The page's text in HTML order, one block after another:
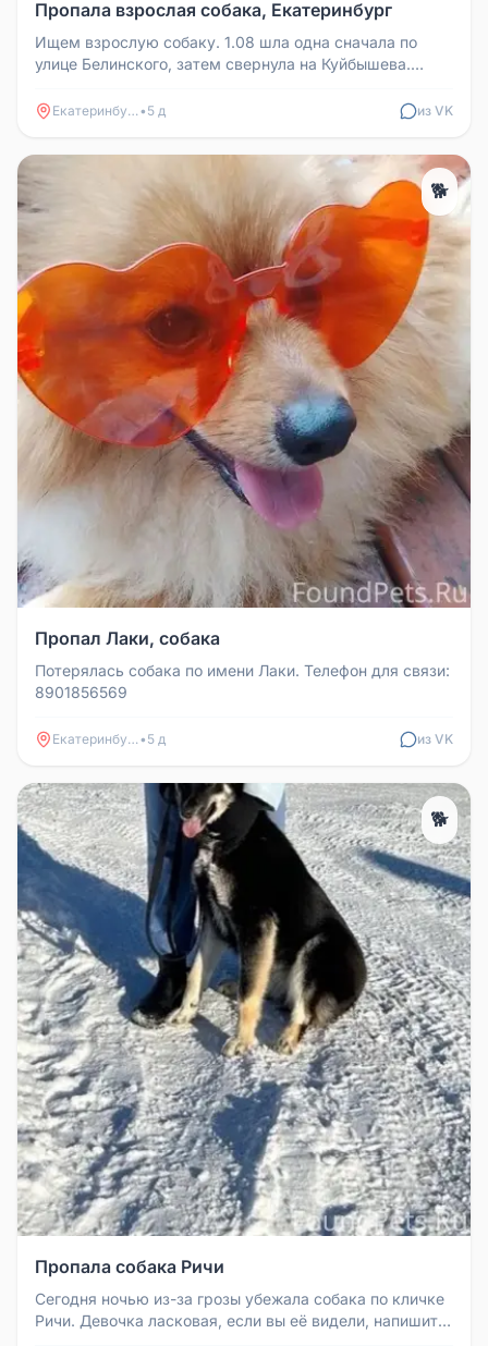
Пропала взрослая собака, Екатеринбург
Ищем взрослую собаку. 1.08 шла одна сначала по
улице Белинского, затем свернула на Куйбышева.
Екатеринбург • 5 д из VK
🐕
Пропал Лаки, собака
Потерялась собака по имени Лаки. Телефон для связи:
8901856569
Екатеринбург • 5 д из VK
🐕
Пропала собака Ричи
Сегодня ночью из-за грозы убежала собака по кличке
Ричи. Девочка ласковая, если вы её видели, напишите,